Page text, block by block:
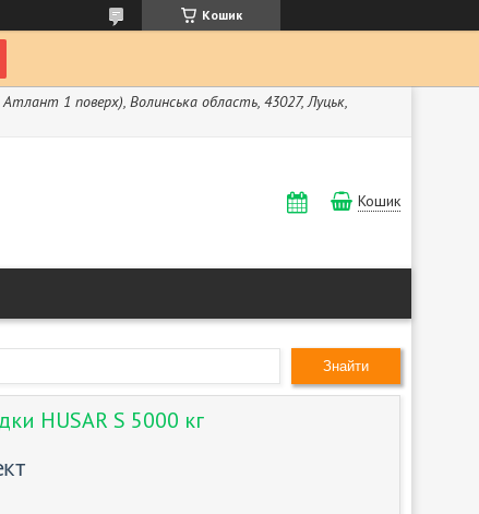
Кошик
1 поверх), Волинська область, 43027, Луцьк,
Кошик
Знайти
HUSAR S 5000 кг